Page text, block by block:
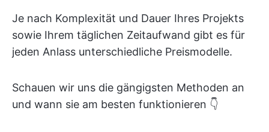
Je nach Komplexität und Dauer Ihres Projekts
sowie Ihrem täglichen Zeitaufwand gibt es für
jeden Anlass unterschiedliche Preismodelle.
Schauen wir uns die gängigsten Methoden an
und wann sie am besten funktionieren 👇